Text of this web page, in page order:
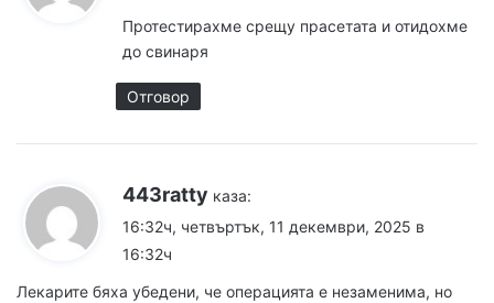
Протестирахме срещу прасетата и отидохме
до свинаря
Отговор
443ratty каза:
16:32ч, четвъртък, 11 декември, 2025 в
16:32ч
Лекарите бяха убедени, че операцията е незаменима, но